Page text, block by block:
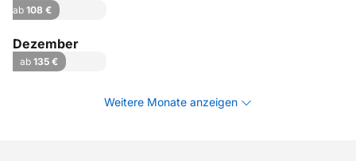
ab 108 €
Dezember
ab 135 €
Weitere Monate anzeigen